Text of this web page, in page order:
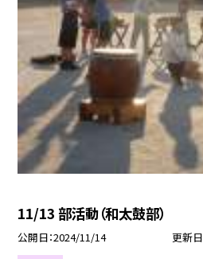
11/13 部活動（和太鼓部）
公開日 2024/11/14 更新日